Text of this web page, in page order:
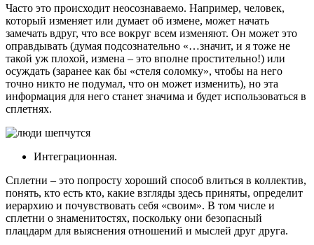
Часто это происходит неосознаваемо. Например, человек,
который изменяет или думает об измене, может начать
замечать вдруг, что все вокруг всем изменяют. Он может это
оправдывать (думая подсознательно «…значит, и я тоже не
такой уж плохой, измена ‒ это вполне простительно!) или
осуждать (заранее как бы «стеля соломку», чтобы на него
точно никто не подумал, что он может изменить), но эта
информация для него станет значима и будет использоваться в
сплетнях.
Интеграционная.
Сплетни ‒ это попросту хороший способ влиться в коллектив,
понять, кто есть кто, какие взгляды здесь приняты, определит
иерархию и почувствовать себя «своим». В том числе и
сплетни о знаменитостях, поскольку они безопасный
плацдарм для выяснения отношений и мыслей друг друга.